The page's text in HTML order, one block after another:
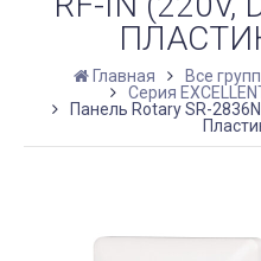
Главная Все
Серия
Панель Rotary SR-